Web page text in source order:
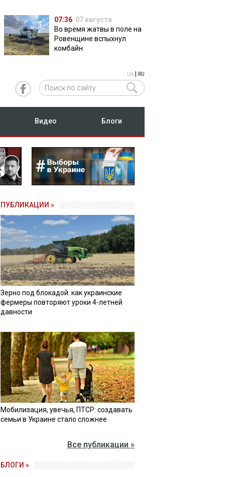
07:36 07 августа
Во время жатвы в поле на
Ровенщине вспыхнул
комбайн
UA RU
Видео Блоги
ПУБЛИКАЦИИ »
Зерно под блокадой: как украинские
фермеры повторяют уроки 4-летней
давности
Мобилизация, увечья, ПТСР: создавать
семьи в Украине стало сложнее
Все публикации »
БЛОГИ »